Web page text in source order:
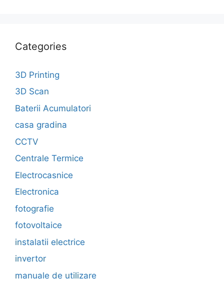
Categories
3D Printing
3D Scan
Baterii Acumulatori
casa gradina
CCTV
Centrale Termice
Electrocasnice
Electronica
fotografie
fotovoltaice
instalatii electrice
invertor
manuale de utilizare